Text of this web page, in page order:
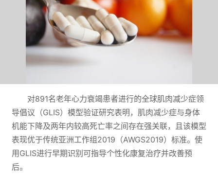
对891名老年心力衰竭患者进行的全球肌肉减少症领
导倡议（GLIS）模型验证研究表明，肌肉减少症与身体
机能下降及两年内较高死亡率之间存在强关联，且该模型
表现优于传统亚洲工作组2019（AWGS2019）标准。使
用GLIS进行早期识别可指导个性化康复治疗并改善预
后。